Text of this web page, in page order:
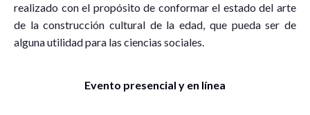
realizado con el propósito de conformar el estado del arte
de la construcción cultural de la edad, que pueda ser de
alguna utilidad para las ciencias sociales.
Evento presencial y en línea